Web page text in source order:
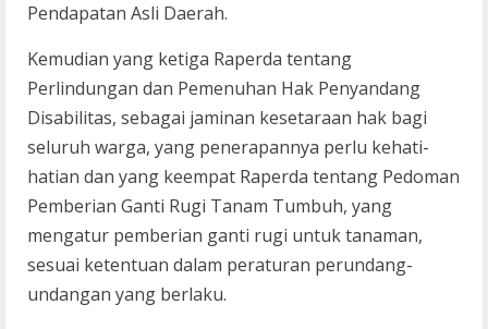
Pendapatan Asli Daerah.
Kemudian yang ketiga Raperda tentang
Perlindungan dan Pemenuhan Hak Penyandang
Disabilitas, sebagai jaminan kesetaraan hak bagi
seluruh warga, yang penerapannya perlu kehati-
hatian dan yang keempat Raperda tentang Pedoman
Pemberian Ganti Rugi Tanam Tumbuh, yang
mengatur pemberian ganti rugi untuk tanaman,
sesuai ketentuan dalam peraturan perundang-
undangan yang berlaku.